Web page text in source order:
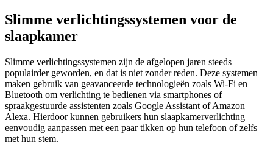
Slimme verlichtingssystemen voor de
slaapkamer
Slimme verlichtingssystemen zijn de afgelopen jaren steeds
populairder geworden, en dat is niet zonder reden. Deze systemen
maken gebruik van geavanceerde technologieën zoals Wi-Fi en
Bluetooth om verlichting te bedienen via smartphones of
spraakgestuurde assistenten zoals Google Assistant of Amazon
Alexa. Hierdoor kunnen gebruikers hun slaapkamerverlichting
eenvoudig aanpassen met een paar tikken op hun telefoon of zelfs
met hun stem.